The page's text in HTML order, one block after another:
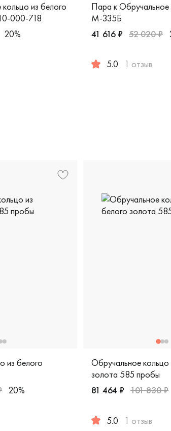
из белого
000-718
белое золото 585 пробы, comfort fit,
20%
Пара к Обручальное
М-335Б
41 616 ₽ 52 020 ₽
5.0 1 отзыв
из белого
20%
Обручальное кольцо
золота 585 пробы
81 464 ₽ 101 830 ₽
5.0 1 отзыв